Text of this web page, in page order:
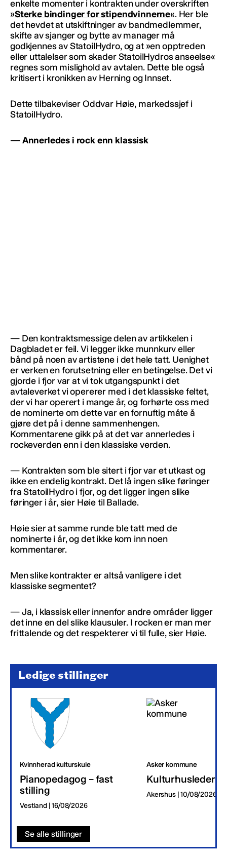
enkelte momenter i kontrakten under overskriften
»Sterke bindinger for stipendvinnerne«. Her ble
det hevdet at utskiftninger av bandmedlemmer,
skifte av sjanger og bytte av manager må
godkjennes av StatoilHydro, og at »en opptreden
eller uttalelser som skader StatoilHydros anseelse«
regnes som mislighold av avtalen. Dette ble også
kritisert i kronikken av Herning og Innset.
Dette tilbakeviser Oddvar Høie, markedssjef i
StatoilHydro.
— Annerledes i rock enn klassisk
— Den kontraktsmessige delen av artikkelen i
Dagbladet er feil. Vi legger ikke munnkurv eller
bånd på noen av artistene i det hele tatt. Uenighet
er verken en forutsetning eller en betingelse. Det vi
gjorde i fjor var at vi tok utgangspunkt i det
avtaleverket vi opererer med i det klassiske feltet,
der vi har operert i mange år, og forhørte oss med
de nominerte om dette var en fornuftig måte å
gjøre det på i denne sammenhengen.
Kommentarene gikk på at det var annerledes i
rockeverden enn i den klassiske verden.
— Kontrakten som ble sitert i fjor var et utkast og
ikke en endelig kontrakt. Det lå ingen slike føringer
fra StatoilHydro i fjor, og det ligger ingen slike
føringer i år, sier Høie til Ballade.
Høie sier at samme runde ble tatt med de
nominerte i år, og det ikke kom inn noen
kommentarer.
Men slike kontrakter er altså vanligere i det
klassiske segmentet?
— Ja, i klassisk eller innenfor andre områder ligger
det inne en del slike klausuler. I rocken er man mer
frittalende og det respekterer vi til fulle, sier Høie.
Ledige stillinger
Kvinnherad kulturskule
Pianopedagog – fast
stilling
Vestland | 16/08/2026
Asker kommune
Kulturhusleder
Akershus | 10/08/2026
Se alle stillinger